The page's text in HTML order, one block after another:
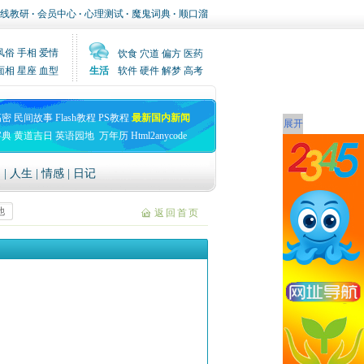
展开
教研 · 会员中心 · 心理测试 · 魔鬼词典 · 顺口溜
俗 手相 爱情
相 星座 血型
饮食 穴道 偏方 医药
生活
软件 硬件 解梦 高考
民间故事 Flash教程 PS教程 最新国内新闻
黄道吉日 英语园地 万年历 Html2anycode
人生 |情感 日记
返回首页